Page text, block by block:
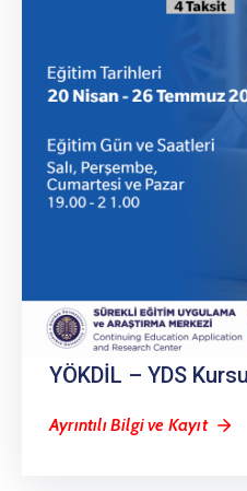
YÖKDİL – YDS Kursu
Ayrıntılı Bilgi ve Kayıt